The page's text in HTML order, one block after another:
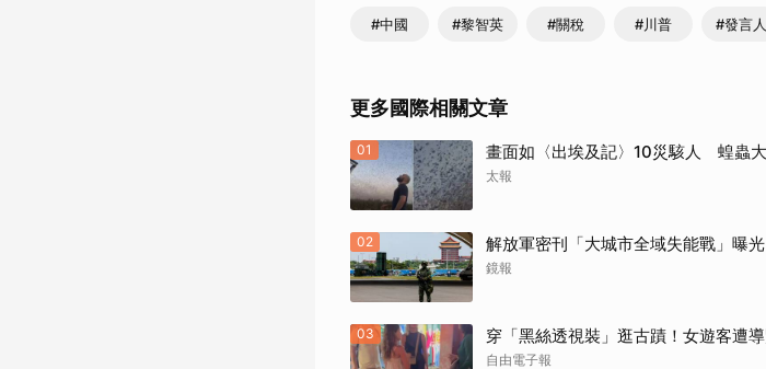
#中國 #黎智英 #關稅 #川普 #發言人
更多國際相關文章
01 畫面如〈出埃及記〉10災駭人 蝗蟲
太報
02 解放軍密刊「大城市全域失能戰」曝
鏡報
03 穿「黑絲透視裝」逛古蹟！女遊客遭
自由電子報